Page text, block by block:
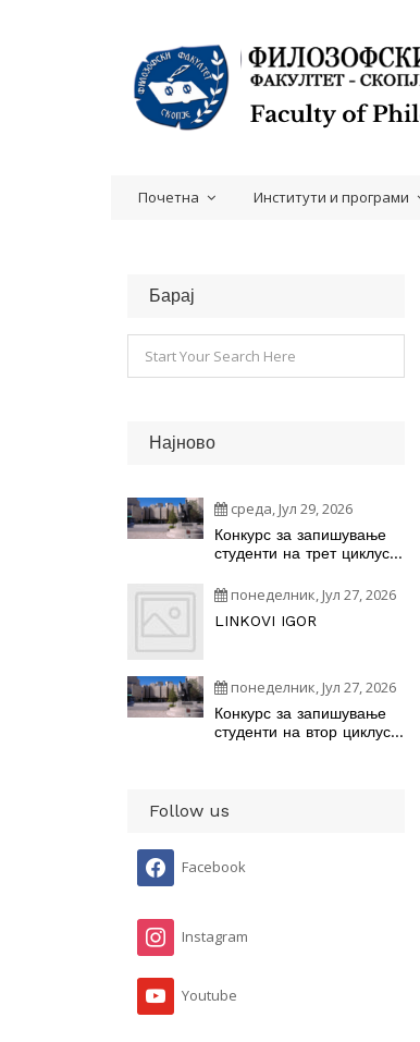
Почетна Институти и програми
Барај
Најново
среда, Јул 29, 2026
Конкурс за запишување
студенти на трет циклус
докторски студии на
студиските програми
понеделник, Јул 27, 2026
LINKOVI IGOR
понеделник, Јул 27, 2026
Конкурс за запишување
студенти на втор циклус
Кирил и Методиј“ во
Follow us
Facebook
Instagram
Youtube